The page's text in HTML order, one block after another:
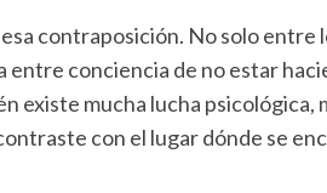
contraposición. No solo entre
entre conciencia de no estar
existe mucha lucha
con el lugar dónde se